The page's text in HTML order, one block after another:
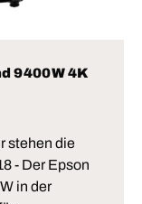
9400W 4K
stehen die
- Der Epson
in der